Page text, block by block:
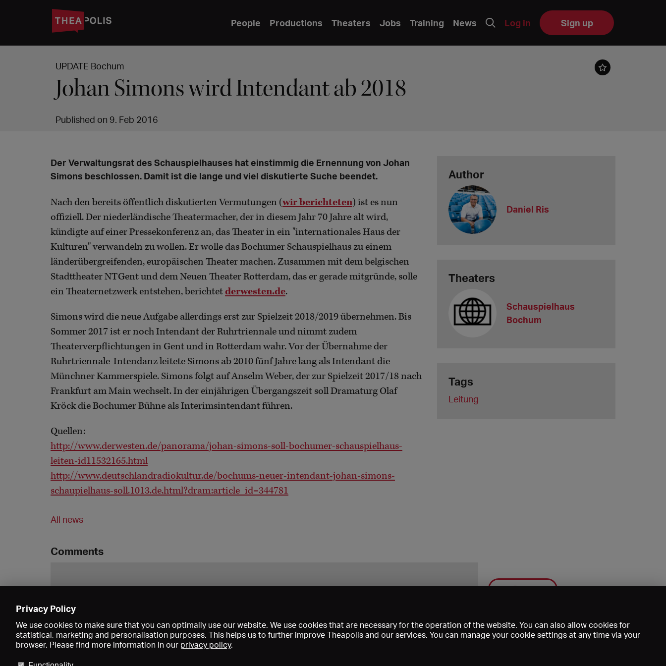
People Productions Theaters Jobs Training News Log in Sign up
UPDATE Bochum
Johan Simons wird Intendant ab 2018
Published on 9. Feb 2016
Der Verwaltungsrat des Schauspielhauses hat einstimmig die Ernennung von Johan
Simons beschlossen. Damit ist die lange und viel diskutierte Suche beendet.
Nach den bereits öffentlich diskutierten Vermutungen (wir berichteten) ist es nun
offiziell. Der niederländische Theatermacher, der in diesem Jahr 70 Jahre alt wird,
kündigte auf einer Pressekonferenz an, das Theater in ein "internationales Haus der
Kulturen" verwandeln zu wollen. Er wolle das Bochumer Schauspielhaus zu einem
länderübergreifenden, europäischen Theater machen. Zusammen mit dem belgischen
Stadttheater NTGent und dem Neuen Theater Rotterdam, das er gerade mitgründe, solle
ein Theaternetzwerk entstehen, berichtetderwesten.de.
Simons wird die neue Aufgabe allerdings erst zur Spielzeit 2018/2019 übernehmen. Bis
Sommer 2017 ist er noch Intendant der Ruhrtriennale und nimmt zudem
Theaterverpflichtungen in Gent und in Rotterdam wahr. Vor der Übernahme der
Ruhrtriennale-Intendanz leitete Simons ab 2010 fünf Jahre lang als Intendant die
Münchner Kammerspiele. Simons folgt auf Anselm Weber, der zur Spielzeit 2017/18 nach
Frankfurt am Main wechselt. In der einjährigen Übergangszeit soll Dramaturg Olaf
Kröck die Bochumer Bühne als Interimsintendant führen.
Quellen:
http://www.derwesten.de/panorama/johan-simons-soll-bochumer-schauspielhaus-
leiten-id11532165.html
http://www.deutschlandradiokultur.de/bochums-neuer-intendant-johan-simons-
schaupielhaus-soll.1013.de.html?dram:article_id=344781
All news
Author
Daniel Ris
Theaters
Schauspielhaus
Bochum
Tags
Leitung
Comments
Save
Privacy Policy
We use cookies to make sure that you can optimally use our website. We use cookies that are necessary for the operation of the website. You can also allow cookies for
statistical, marketing and personalisation purposes. This helps us to further improve Theapolis and our services. You can manage your cookie settings at any time via your
browser. Please find more information in our privacy policy.